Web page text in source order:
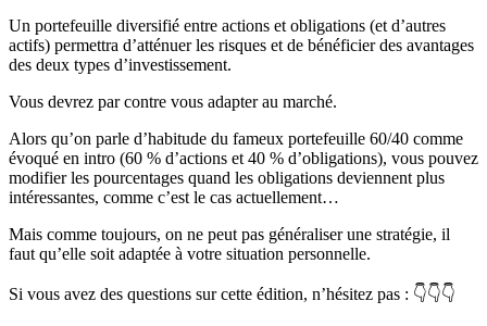
Un portefeuille diversifié entre actions et obligations (et d’autres
actifs) permettra d’atténuer les risques et de bénéficier des avantages
des deux types d’investissement.
Vous devrez par contre vous adapter au marché.
Alors qu’on parle d’habitude du fameux portefeuille 60/40 comme
évoqué en intro (60 % d’actions et 40 % d’obligations), vous pouvez
modifier les pourcentages quand les obligations deviennent plus
intéressantes, comme c’est le cas actuellement…
Mais comme toujours, on ne peut pas généraliser une stratégie, il
faut qu’elle soit adaptée à votre situation personnelle.
Si vous avez des questions sur cette édition, n’hésitez pas : 👇👇👇